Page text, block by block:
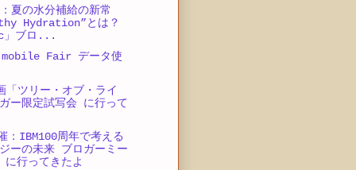
夏の水分補給の新常
Hydration”とは？
」ブロ...
mobile Fair データ使
「ツリー・オブ・ライ
ー限定試写会 に行って
IBM100周年で考える
ーの未来 ブロガーミー
行ってきたよ